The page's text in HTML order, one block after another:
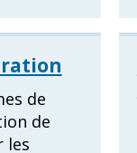
de
de
les